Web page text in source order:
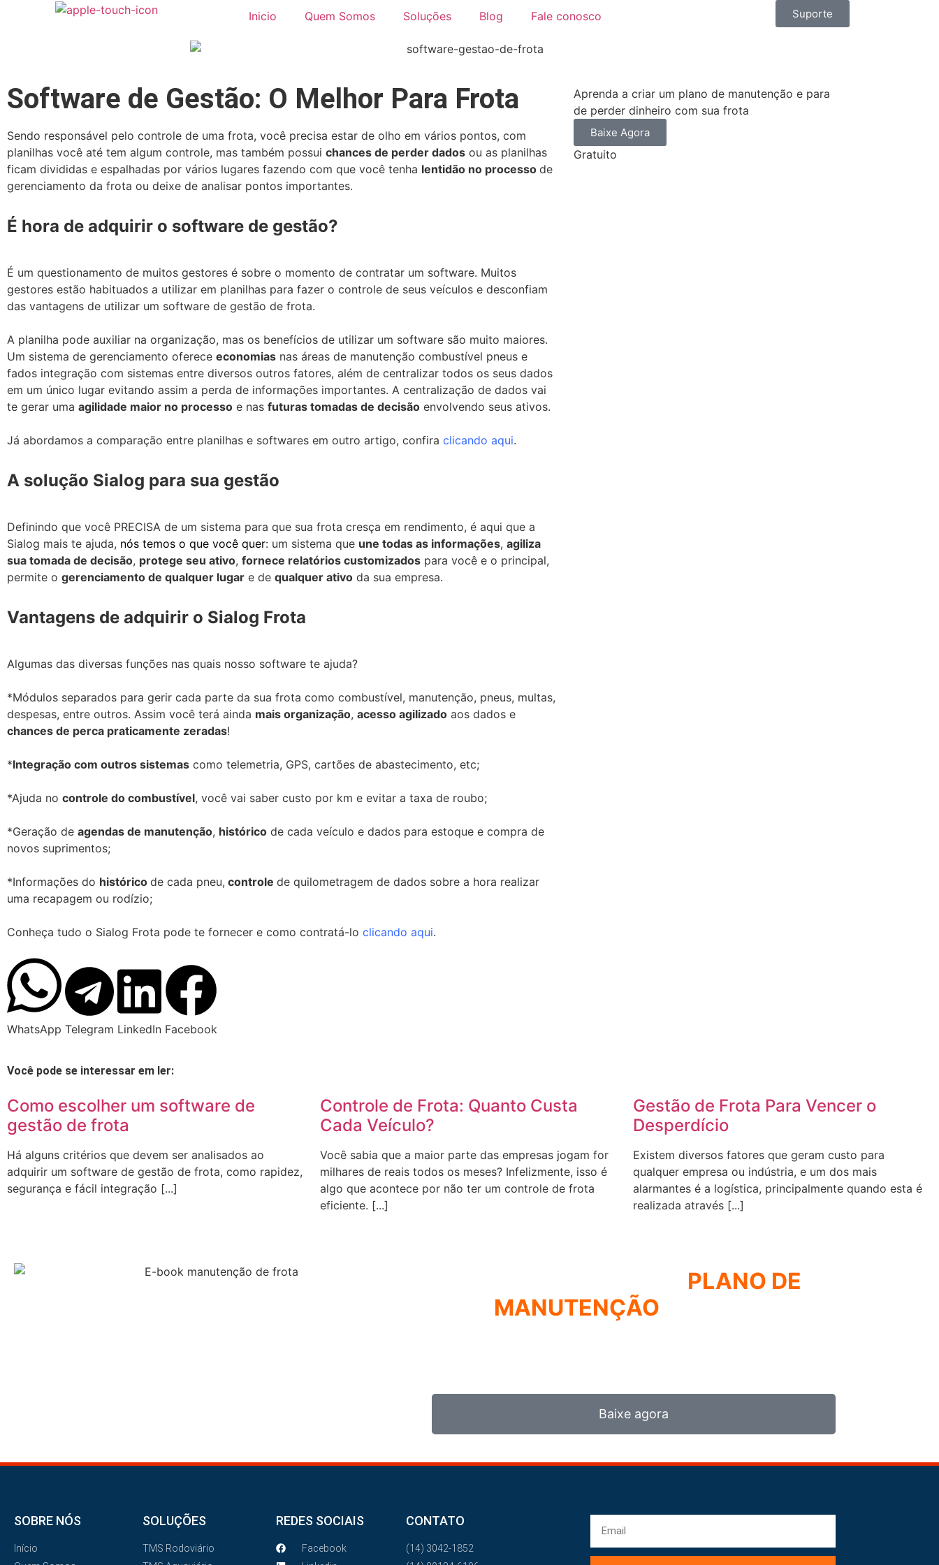
Inicio Quem Somos Soluções Blog Fale conosco Suporte
Software de Gestão: O Melhor Para Frota
Sendo responsável pelo controle de uma frota, você precisa estar de olho em vários pontos, com
planilhas você até tem algum controle, mas também possui chances de perder dados ou as planilhas
ficam divididas e espalhadas por vários lugares fazendo com que você tenha lentidão no processo de
gerenciamento da frota ou deixe de analisar pontos importantes.
É hora de adquirir o software de gestão?
É um questionamento de muitos gestores é sobre o momento de contratar um software. Muitos
gestores estão habituados a utilizar em planilhas para fazer o controle de seus veículos e desconfiam
das vantagens de utilizar um software de gestão de frota.
A planilha pode auxiliar na organização, mas os benefícios de utilizar um software são muito maiores.
Um sistema de gerenciamento oferece economias nas áreas de manutenção combustível pneus e
fados integração com sistemas entre diversos outros fatores, além de centralizar todos os seus dados
em um único lugar evitando assim a perda de informações importantes. A centralização de dados vai
te gerar uma agilidade maior no processo e nas futuras tomadas de decisão envolvendo seus ativos.
Já abordamos a comparação entre planilhas e softwares em outro artigo, confira clicando aqui.
A solução Sialog para sua gestão
Definindo que você PRECISA de um sistema para que sua frota cresça em rendimento, é aqui que a
Sialog mais te ajuda, nós temos o que você quer: um sistema que une todas as informações, agiliza
sua tomada de decisão, protege seu ativo, fornece relatórios customizados para você e o principal,
permite o gerenciamento de qualquer lugar e de qualquer ativo da sua empresa.
Vantagens de adquirir o Sialog Frota
Algumas das diversas funções nas quais nosso software te ajuda?
*Módulos separados para gerir cada parte da sua frota como combustível, manutenção, pneus, multas,
despesas, entre outros. Assim você terá ainda mais organização, acesso agilizado aos dados e
chances de perca praticamente zeradas!
*Integração com outros sistemas como telemetria, GPS, cartões de abastecimento, etc;
*Ajuda no controle do combustível, você vai saber custo por km e evitar a taxa de roubo;
*Geração de agendas de manutenção, histórico de cada veículo e dados para estoque e compra de
novos suprimentos;
*Informações do histórico de cada pneu, controle de quilometragem de dados sobre a hora realizar
uma recapagem ou rodízio;
Conheça tudo o Sialog Frota pode te fornecer e como contratá-lo clicando aqui.
WhatsApp Telegram LinkedIn Facebook
Aprenda a criar um plano de manutenção e para
de perder dinheiro com sua frota
Baixe Agora
Gratuito
Você pode se interessar em ler:
Como escolher um software de
gestão de frota
Há alguns critérios que devem ser analisados ao
adquirir um software de gestão de frota, como rapidez,
segurança e fácil integração [...]
Controle de Frota: Quanto Custa
Cada Veículo?
Você sabia que a maior parte das empresas jogam for
milhares de reais todos os meses? Infelizmente, isso é
algo que acontece por não ter um controle de frota
eficiente. [...]
Gestão de Frota Para Vencer o
Desperdício
Existem diversos fatores que geram custo para
qualquer empresa ou indústria, e um dos mais
alarmantes é a logística, principalmente quando esta é
realizada através [...]
PLANO DE
MANUTENÇÃO
Baixe agora
SOBRE NÓS
Início
SOLUÇÕES
TMS Rodoviário
REDES SOCIAIS
Facebook
CONTATO
(14) 3042-1852